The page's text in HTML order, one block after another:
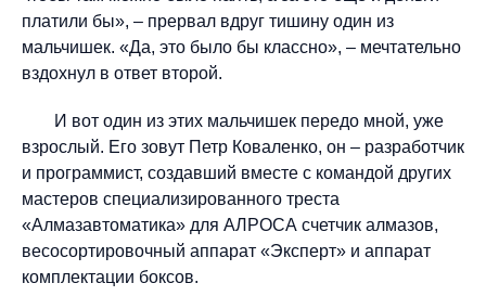
платили бы», – прервал вдруг тишину один из
мальчишек. «Да, это было бы классно», – мечтательно
вздохнул в ответ второй.
И вот один из этих мальчишек передо мной, уже
взрослый. Его зовут Петр Коваленко, он – разработчик
и программист, создавший вместе с командой других
мастеров специализированного треста
«Алмазавтоматика» для АЛРОСА счетчик алмазов,
весосортировочный аппарат «Эксперт» и аппарат
комплектации боксов.